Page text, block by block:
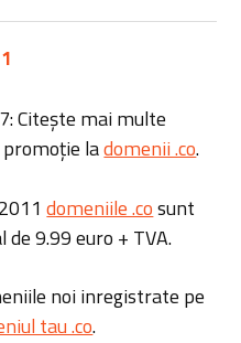
Citește mai multe
promoție ladomenii .co.
domeniile .cosunt
9.99 euro + TVA.
noi inregistrate pe
tau .co.